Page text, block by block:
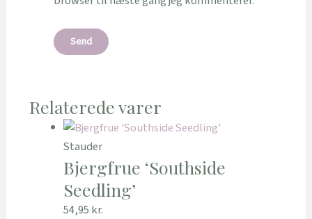
Relaterede varer
Stauder
Bjergfrue ‘Southside
Seedling’
54,95 kr.